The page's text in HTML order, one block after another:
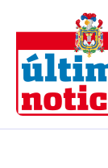
contenido